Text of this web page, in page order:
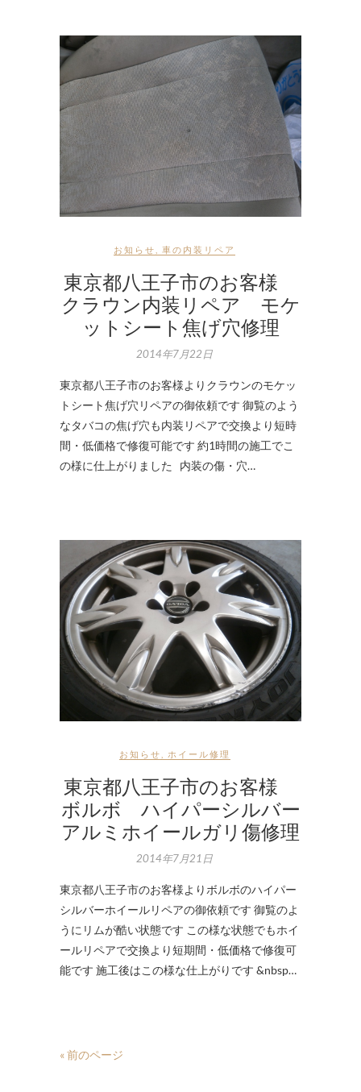
お知らせ 車の内装リペア
東京都八王子市のお客様
クラウン内装リペア モケ
ットシート焦げ穴修理
2014年7月22日
東京都八王子市のお客様よりクラウンのモケッ
トシート焦げ穴リペアの御依頼です 御覧のよう
なタバコの焦げ穴も内装リペアで交換より短時
間・低価格で修復可能です 約1時間の施工でこ
の様に仕上がりました 内装の傷・穴…
お知らせ ホイール修理
東京都八王子市のお客様
ボルボ ハイパーシルバー
アルミホイールガリ傷修理
2014年7月21日
東京都八王子市のお客様よりボルボのハイパー
シルバーホイールリペアの御依頼です 御覧のよ
うにリムが酷い状態です この様な状態でもホイ
ールリペアで交換より短期間・低価格で修復可
能です 施工後はこの様な仕上がりです &nbsp…
« 前のページ